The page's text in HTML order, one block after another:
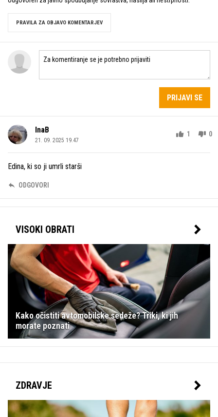
PRAVILA ZA OBJAVO KOMENTARJEV
PRIJAVI SE
InaB
21. 09. 2025 19.47
1 0
Edina, ki so ji umrli starši
ODGOVORI
VISOKI OBRATI
Kako očistiti avtomobilske sedeže? Triki, ki jih
morate poznati
ZDRAVJE